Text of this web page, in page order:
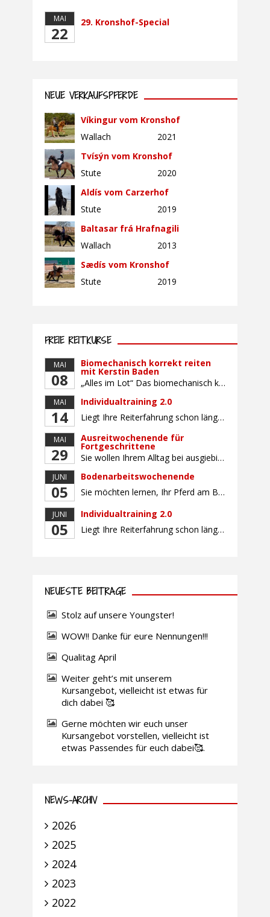
MAI
22
29. Kronshof-Special
NEUE VERKAUFSPFERDE
Víkingur vom Kronshof
Wallach
2021
Tvísýn vom Kronshof
Stute
2020
Aldís vom Carzerhof
Stute
2019
Baltasar frá Hrafnagili
Wallach
2013
Sædís vom Kronshof
Stute
2019
FREIE REITKURSE
MAI
08
Biomechanisch korrekt reiten
mit Kerstin Baden
„Alles im Lot“ Das biomechanisch korrekte Reiten vereint viele wichtige Erkenntnisse der Reitkunst und der Physiologie von Pferd und Reiter miteinander. Ziel ist die größtmögliche Symmetrie des Reiters, denn erst wenn „alles im Lot“ ist, kann das Pferd den Reiter ausbalanciert und losgelassen tragen. Dafür muss der Reiter lernen, die Reaktionen seines Pferdes auf seinen […]
MAI
14
Individualtraining 2.0
Liegt Ihre Reiterfahrung schon länger zurück oder fühlen Sie sich noch nicht richtig fit? Oder sind Sie bereits ein sicherer Reiter und freuen sich auf weiterführenden Unterricht? Training für Reiter:innen mit unterschiedlicher Reiterfahrung, auf die Wünsche und Kenntnisse des Einzelnen abgestimmt. Ein abwechslungsreiches Programm mit individuellem Reitunterricht mit unterschiedlichen Schwerpunkten und für Fortgeschrittene auch mit […]
MAI
29
Ausreitwochenende für
Fortgeschrittene
Sie wollen Ihrem Alltag bei ausgiebigen Ritten durch unser wunderschönes Gelände entfliehen? Dann ist das Ausreitwochenende genau das Richtige. Geübte und sichere Reiter und Reiterinnen genießen die herrliche Natur unter erfahrener Rittführung. Teilnahme mit Leih- oder eigenem Pferd möglich. Mindestteilnehmerzahl: 5 Personen
JUNI
05
Bodenarbeitswochenende
Sie möchten lernen, Ihr Pferd am Boden gezielt zu gymnastizieren und durch feine Kommunikation zu führen? Dieser Kurs vermittelt, wie gezieltes und korrektes Longieren zur gymnastizierenden Arbeit mit dem Pferd beitragen. Wir arbeiten mit Hilfe eines Kappzaums – ohne Ausbinder oder andere Hilfszügel. Im Mittelpunkt stehen feine Kommunikation, klare Körpersprache und präzise Hilfengebung mit dem […]
JUNI
05
Individualtraining 2.0
Liegt Ihre Reiterfahrung schon länger zurück oder fühlen Sie sich noch nicht richtig fit? Oder sind Sie bereits ein sicherer Reiter und freuen sich auf weiterführenden Unterricht? Training für Reiter:innen mit unterschiedlicher Reiterfahrung, auf die Wünsche und Kenntnisse des Einzelnen abgestimmt. Ein abwechslungsreiches Programm mit individuellem Reitunterricht und für Fortgeschrittene auch mit Gangtraining findet in […]
NEUESTE BEITRÄGE
Stolz auf unsere Youngster!
WOW!! Danke für eure Nennungen!!!
Qualitag April
Weiter geht’s mit unserem
Kursangebot, vielleicht ist etwas für
dich dabei 🥰
Gerne möchten wir euch unser
Kursangebot vorstellen, vielleicht ist
etwas Passendes für euch dabei🥰.
NEWS-ARCHIV
2026
2025
2024
2023
2022